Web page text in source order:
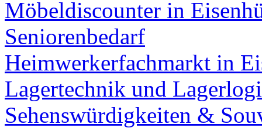
Möbeldiscounter in
Seniorenbedarf
Heimwerkerfachmarkt in
Lagertechnik und
Sehenswürdigkeiten &